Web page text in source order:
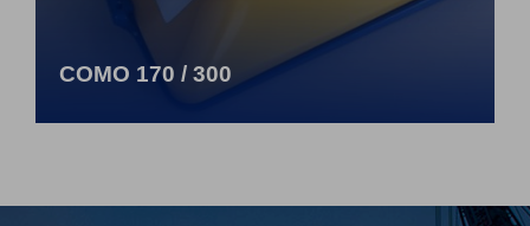
COMO 170 / 300